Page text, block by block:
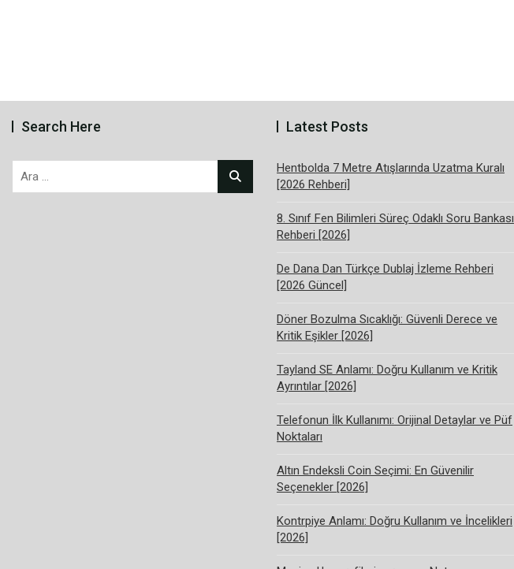
Search Here
Arama:
Latest Posts
Hentbolda 7 Metre Atışlarında Uzatma Kuralı
[2026 Rehberi]
8. Sınıf Fen Bilimleri Süreç Odaklı Soru Bankası
Rehberi [2026]
De Dana Dan Türkçe Dublaj İzleme Rehberi
[2026 Güncel]
Döner Bozulma Sıcaklığı: Güvenli Derece ve
Kritik Eşikler [2026]
Tayland SE Anlamı: Doğru Kullanım ve Kritik
Ayrıntılar [2026]
Telefonun İlk Kullanımı: Orijinal Detaylar ve Püf
Noktaları
Altın Endeksli Coin Seçimi: En Güvenilir
Seçenekler [2026]
Kontrpiye Anlamı: Doğru Kullanım ve İncelikleri
[2026]